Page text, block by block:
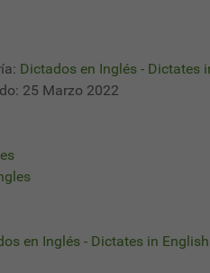
Dictados en Inglés - Dictates
25 Marzo 2022
en Inglés - Dictates in